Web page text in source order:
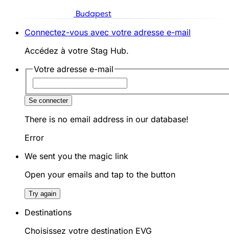
Budapest
Connectez-vous avec votre adresse e-mail
Accédez à votre Stag Hub.
Votre adresse e-mail
Se connecter
There is no email address in our database!
Error
We sent you the magic link
Open your emails and tap to the button
Try again
Destinations
Choisissez votre destination EVG